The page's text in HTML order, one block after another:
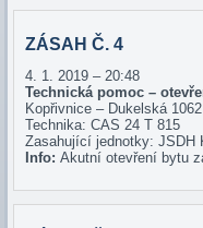
ZÁSAH Č. 4
4. 1. 2019 – 20:48
Technická pomoc –
Kopřivnice – Dukelská 1062
Technika: CAS 24 T 815
Zasahující jednotky: JSDH
Info:Akutní otevření bytu